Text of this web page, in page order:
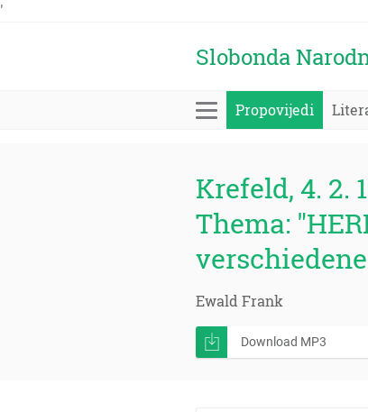
'
Slobonda
Propovijedi
Krefeld, 4. 2.
Thema:
Ewald Frank
Download MP3